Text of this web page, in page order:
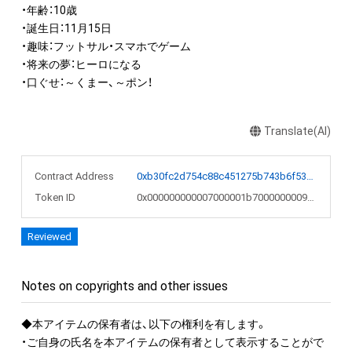
・年齢：10歳
・誕生日：11月15日
・趣味：フットサル・スマホでゲーム
・将来の夢：ヒーロになる
・口ぐせ：～くまー、～ポン！
Translate(AI)
Contract Address
0xb30fc2d754c88c451275b743b6f530f19f643683
Token ID
0x000000000007000001b7000000009849
Reviewed
Notes on copyrights and other issues
◆本アイテムの保有者は、以下の権利を有します。
・ご自身の氏名を本アイテムの保有者として表示することがで